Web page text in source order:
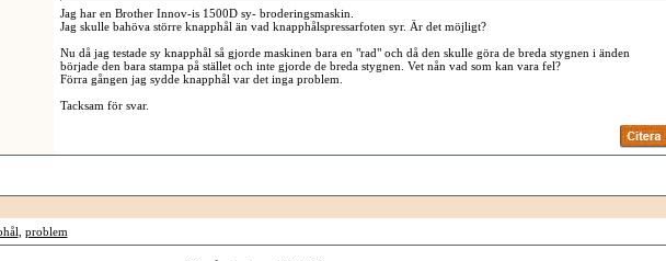
Jag har en Brother Innov-is 1500D sy- broderingsmaskin.
Jag skulle bahöva större knapphål än vad knapphålspressarfoten syr. Är det möjligt?
Nu då jag testade sy knapphål så gjorde maskinen bara en "rad" och då den skulle göra de breda stygnen i änden
började den bara stampa på stället och inte gjorde de breda stygnen. Vet nån vad som kan vara fel?
Förra gången jag sydde knapphål var det inga problem.
Tacksam för svar.
problem